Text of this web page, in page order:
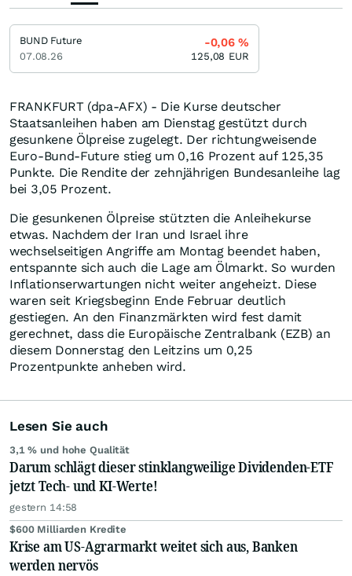
FRANKFURT (dpa-AFX) - Die Kurse deutscher
Staatsanleihen haben am Dienstag gestützt durch
gesunkene Ölpreise zugelegt. Der richtungweisende
Euro-Bund-Future stieg um 0,16 Prozent auf 125,35
Punkte. Die Rendite der zehnjährigen Bundesanleihe lag
bei 3,05 Prozent.
Die gesunkenen Ölpreise stützten die Anleihekurse
etwas. Nachdem der Iran und Israel ihre
wechselseitigen Angriffe am Montag beendet haben,
entspannte sich auch die Lage am Ölmarkt. So wurden
Inflationserwartungen nicht weiter angeheizt. Diese
waren seit Kriegsbeginn Ende Februar deutlich
gestiegen. An den Finanzmärkten wird fest damit
gerechnet, dass die Europäische Zentralbank (EZB) an
diesem Donnerstag den Leitzins um 0,25
Prozentpunkte anheben wird.
Lesen Sie auch
3,1 % und hohe Qualität
Darum schlägt dieser stinklangweilige Dividenden-ETF
jetzt Tech- und KI-Werte!
gestern 14:58
$600 Milliarden Kredite
Krise am US-Agrarmarkt weitet sich aus, Banken
werden nervös
BUND Future
07.08.26
-0,06%
125,08 EUR